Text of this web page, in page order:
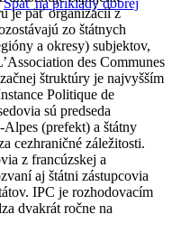
je päť organizácií z
zo štátnych
a okresy) subjektov,
des Communes
štruktúry je najvyšším
Politique de
sú predseda
(prefekt) a štátny
cezhraničné záležitosti.
z francúzskej a
aj štátni zástupcovia
IPC je rozhodovacím
dvakrát ročne na